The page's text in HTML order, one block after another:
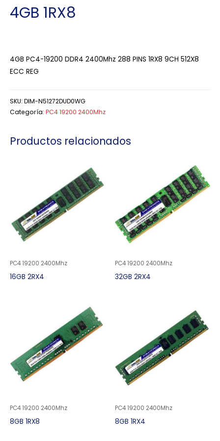
4GB 1RX8
4GB PC4-19200 DDR4 2400Mhz 288 PINS 1RX8 9CH 512X8
ECC REG
SKU: DIM-N51272DUD0WG
Categoría: PC4 19200 2400Mhz
Productos relacionados
PC4 19200 2400Mhz
16GB 2RX4
PC4 19200 2400Mhz
32GB 2RX4
PC4 19200 2400Mhz
8GB 1RX8
PC4 19200 2400Mhz
8GB 1RX4